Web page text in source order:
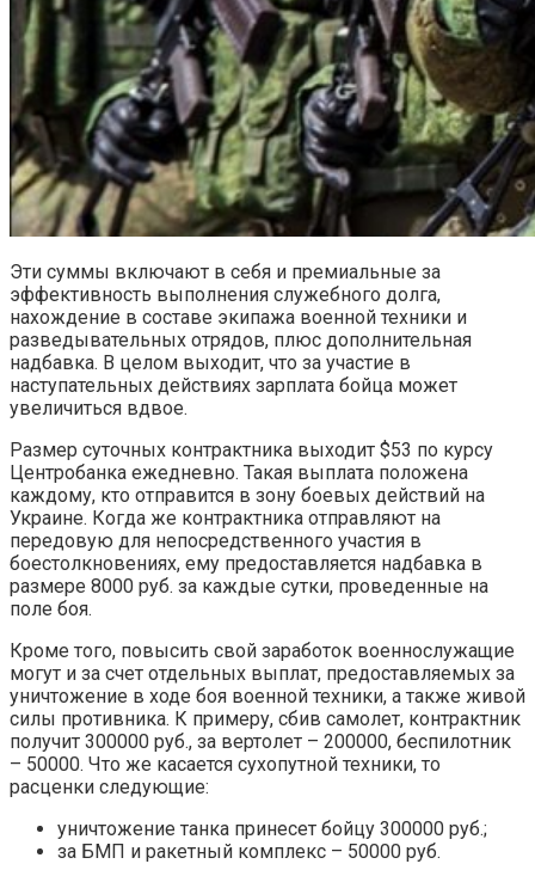
Эти суммы включают в себя и премиальные за
эффективность выполнения служебного долга,
нахождение в составе экипажа военной техники и
разведывательных отрядов, плюс дополнительная
надбавка. В целом выходит, что за участие в
наступательных действиях зарплата бойца может
увеличиться вдвое.
Размер суточных контрактника выходит $53 по курсу
Центробанка ежедневно. Такая выплата положена
каждому, кто отправится в зону боевых действий на
Украине. Когда же контрактника отправляют на
передовую для непосредственного участия в
боестолкновениях, ему предоставляется надбавка в
размере 8000 руб. за каждые сутки, проведенные на
поле боя.
Кроме того, повысить свой заработок военнослужащие
могут и за счет отдельных выплат, предоставляемых за
уничтожение в ходе боя военной техники, а также живой
силы противника. К примеру, сбив самолет, контрактник
получит 300000 руб., за вертолет – 200000, беспилотник
– 50000. Что же касается сухопутной техники, то
расценки следующие:
уничтожение танка принесет бойцу 300000 руб.;
за БМП и ракетный комплекс – 50000 руб.